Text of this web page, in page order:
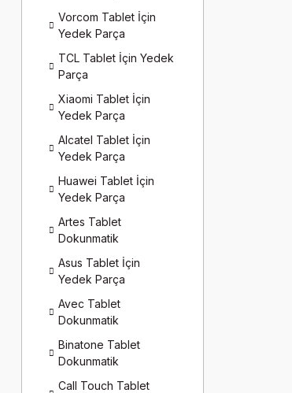
Vorcom Tablet İçin
Yedek Parça
TCL Tablet İçin Yedek
Parça
Xiaomi Tablet İçin
Yedek Parça
Alcatel Tablet İçin
Yedek Parça
Huawei Tablet İçin
Yedek Parça
Artes Tablet
Dokunmatik
Asus Tablet İçin
Yedek Parça
Avec Tablet
Dokunmatik
Binatone Tablet
Dokunmatik
Call Touch Tablet